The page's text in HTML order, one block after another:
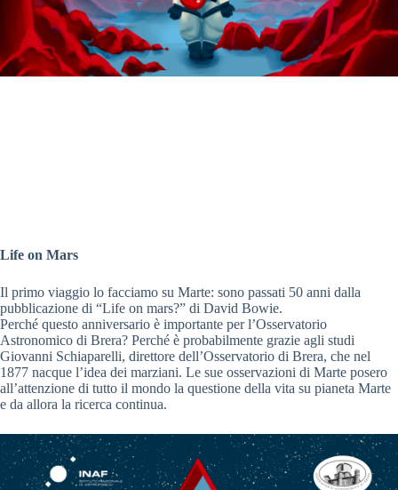
Life on Mars
Il primo viaggio lo facciamo su Marte: sono passati 50 anni dalla
pubblicazione di “Life on mars?” di David Bowie.
Perché questo anniversario è importante per l’Osservatorio
Astronomico di Brera? Perché è probabilmente grazie agli studi
Giovanni Schiaparelli, direttore dell’Osservatorio di Brera, che nel
1877 nacque l’idea dei marziani. Le sue osservazioni di Marte posero
all’attenzione di tutto il mondo la questione della vita su pianeta Marte
e da allora la ricerca continua.